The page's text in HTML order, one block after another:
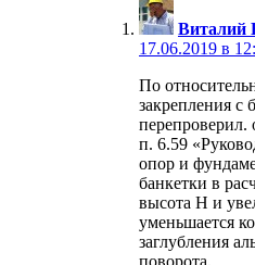
Виталий
17.06.2019 в
По
закрепления
перепроверил.
п. 6.59
опор и
банкетки в
высота H и
уменьшается
заглубления
поворота.